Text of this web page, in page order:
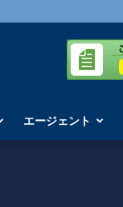
エージェント